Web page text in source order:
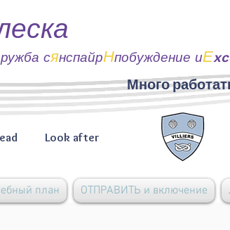
сянспайрНпобуждение иЕ
Look after
Много
план ОТПРАВИТЬ и включение